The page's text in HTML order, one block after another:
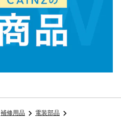
補修用品
電装部品